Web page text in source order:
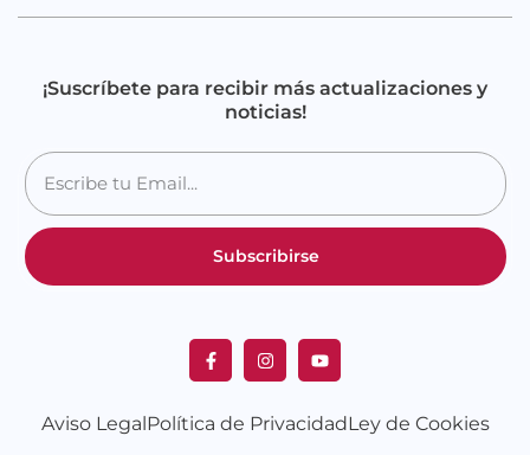
¡Suscríbete para recibir más actualizaciones y
noticias!
Subscribirse
Aviso Legal Política de PrivacidadLey de Cookies